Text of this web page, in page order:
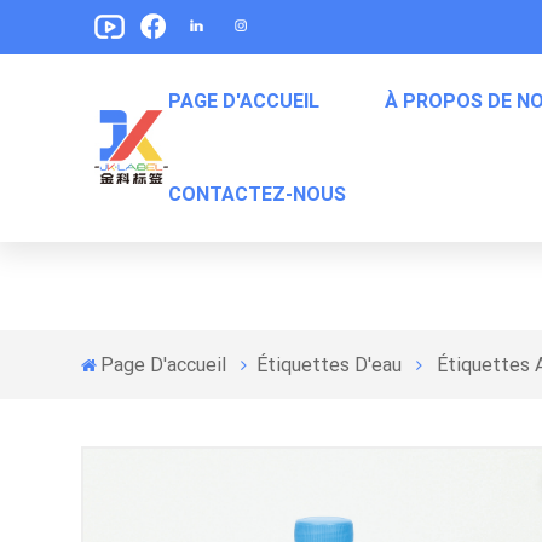
PAGE D'ACCUEIL À PROPOS DE
CONTACTEZ-NOUS
Étiquettes Adhésives
Page D'accueil Étiquettes D'eau Étiquettes